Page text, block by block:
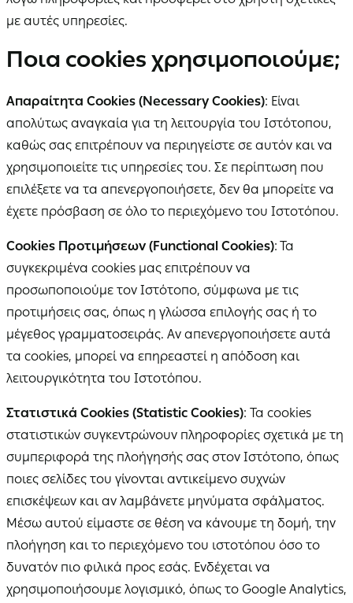
με αυτές υπηρεσίες.
Ποια cookies χρησιμοποιούμε;
Απαραίτητα Cookies (Necessary Cookies): Είναι
απολύτως αναγκαία για τη λειτουργία του Ιστότοπου,
καθώς σας επιτρέπουν να περιηγείστε σε αυτόν και να
χρησιμοποιείτε τις υπηρεσίες του. Σε περίπτωση που
επιλέξετε να τα απενεργοποιήσετε, δεν θα μπορείτε να
έχετε πρόσβαση σε όλο το περιεχόμενο του Ιστοτόπου.
Cookies Προτιμήσεων (Functional Cookies): Τα
συγκεκριμένα cookies μας επιτρέπουν να
προσωποποιούμε τον Ιστότοπο, σύμφωνα με τις
προτιμήσεις σας, όπως η γλώσσα επιλογής σας ή το
μέγεθος γραμματοσειράς. Αν απενεργοποιήσετε αυτά
τα cookies, μπορεί να επηρεαστεί η απόδοση και
λειτουργικότητα του Ιστοτόπου.
Στατιστικά Cookies (Statistic Cookies): Τα cookies
στατιστικών συγκεντρώνουν πληροφορίες σχετικά με τη
συμπεριφορά της πλοήγησής σας στον Ιστότοπο, όπως
ποιες σελίδες του γίνονται αντικείμενο συχνών
επισκέψεων και αν λαμβάνετε μηνύματα σφάλματος.
Μέσω αυτού είμαστε σε θέση να κάνουμε τη δομή, την
πλοήγηση και το περιεχόμενο του ιστοτόπου όσο το
δυνατόν πιο φιλικά προς εσάς. Ενδέχεται να
χρησιμοποιήσουμε λογισμικό, όπως το Google Analytics,